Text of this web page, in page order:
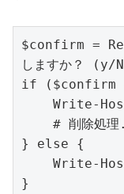
$confirm =
しますか？ (y/
if
} else {
}